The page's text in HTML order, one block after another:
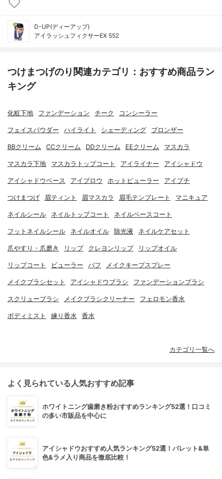
D-UP(ディーアップ)
アイラッシュフィクサーEX 552
つけまつげのり関連カテゴリ：おすすめ商品ラン
キング
化粧下地 ファンデーション チーク コンシーラー
フェイスパウダー ハイライト シェーディング ブロンザー
BBクリーム CCクリーム DDクリーム EEクリーム マスカラ
マスカラ下地 マスカラトップコート アイライナー アイシャドウ
アイシャドウベース アイブロウ ホットビューラー アイプチ
つけまつげ 眉ティント 眉マスカラ 眉毛テンプレート マニキュア
ネイルシール ネイルトップコート ネイルベースコート
フットネイルシール ネイルオイル 除光液 ネイルケアセット
爪やすり・爪磨き リップ クレヨンリップ リップオイル
リップコート ビューラー パフ メイクキープスプレー
メイクブラシセット アイシャドウブラシ ファンデーションブラシ
スクリューブラシ メイクブラシクリーナー フェロモン香水
ボディミスト 練り香水 香水
カテゴリ一覧へ
よく見られている人気おすすめ記事
ホワイトニング歯磨き粉おすすめランキング52選！口コミ
の多い市販品を中心に
アイシャドウおすすめ人気ランキング52選！パレット&単
色&ラメ入り商品を徹底比較！